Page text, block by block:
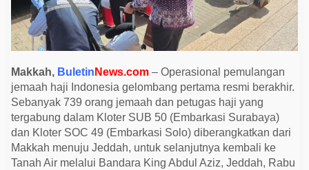
r
t
a
m
a
i
b
e
r
a
n
g
k
a
t
Makkah, Buletin News.com – Operasional pemulangan
jemaah haji Indonesia gelombang pertama resmi berakhir.
Sebanyak 739 orang jemaah dan petugas haji yang
tergabung dalam Kloter SUB 50 (Embarkasi Surabaya)
dan Kloter SOC 49 (Embarkasi Solo) diberangkatkan dari
Makkah menuju Jeddah, untuk selanjutnya kembali ke
Tanah Air melalui Bandara King Abdul Aziz, Jeddah, Rabu